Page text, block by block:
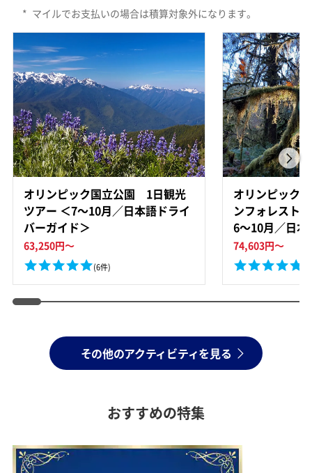
* マイルでお支払いの場合は積算対象外になります。
オリンピック国立公園 1日観光
ツアー ＜7～10月／日本語ドライ
バーガイド＞
63,250円～
(6件)
オリンピック
ンフォレスト
6～10月／日
ド＞
74,603円～
その他のアクティビティを見る
おすすめの特集